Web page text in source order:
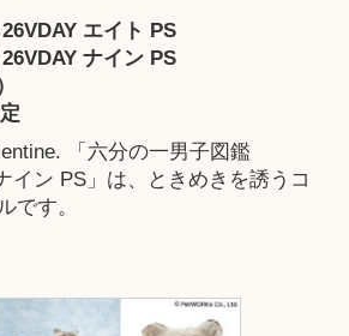
エイト PS
ナイン PS
「六分の一男子図鑑
イン PS」は、ときめきを誘うコ
です。